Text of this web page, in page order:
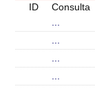
ID
Consulta